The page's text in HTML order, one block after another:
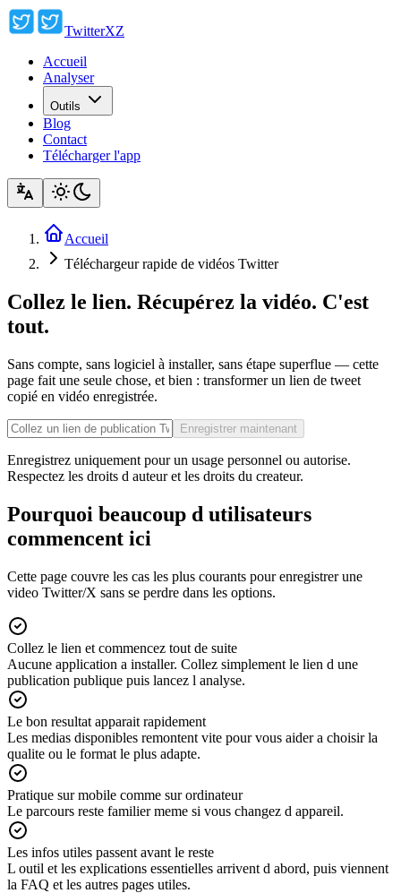
TwitterXZ
Accueil
Analyser
Outils
Blog
Contact
Télécharger l'app
Accueil
Téléchargeur rapide de vidéos Twitter
Collez le lien. Récupérez la vidéo. C'est
tout.
Sans compte, sans logiciel à installer, sans étape superflue — cette
page fait une seule chose, et bien : transformer un lien de tweet
copié en vidéo enregistrée.
Enregistrer maintenant
Enregistrez uniquement pour un usage personnel ou autorise.
Respectez les droits d auteur et les droits du createur.
Pourquoi beaucoup d utilisateurs
commencent ici
Cette page couvre les cas les plus courants pour enregistrer une
video Twitter/X sans se perdre dans les options.
Collez le lien et commencez tout de suite
Aucune application a installer. Collez simplement le lien d une
publication publique puis lancez l analyse.
Le bon resultat apparait rapidement
Les medias disponibles remontent vite pour vous aider a choisir la
qualite ou le format le plus adapte.
Pratique sur mobile comme sur ordinateur
Le parcours reste familier meme si vous changez d appareil.
Les infos utiles passent avant le reste
L outil et les explications essentielles arrivent d abord, puis viennent
la FAQ et les autres pages utiles.